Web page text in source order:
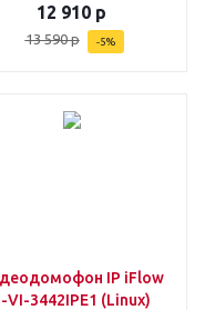
12 910 р
13 590р -5%
IP iFlow
VI-3442IPE1 (Linux)